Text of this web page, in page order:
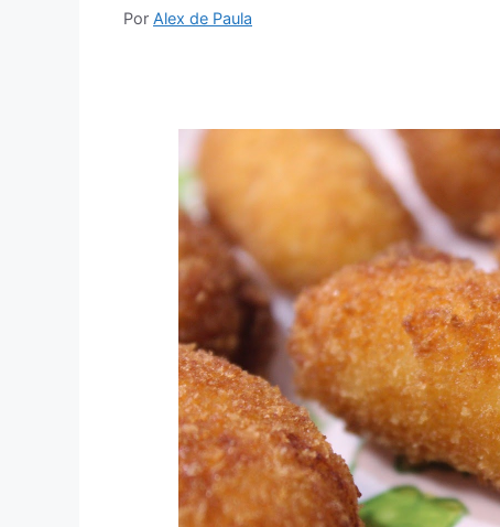
Por Alex de Paula